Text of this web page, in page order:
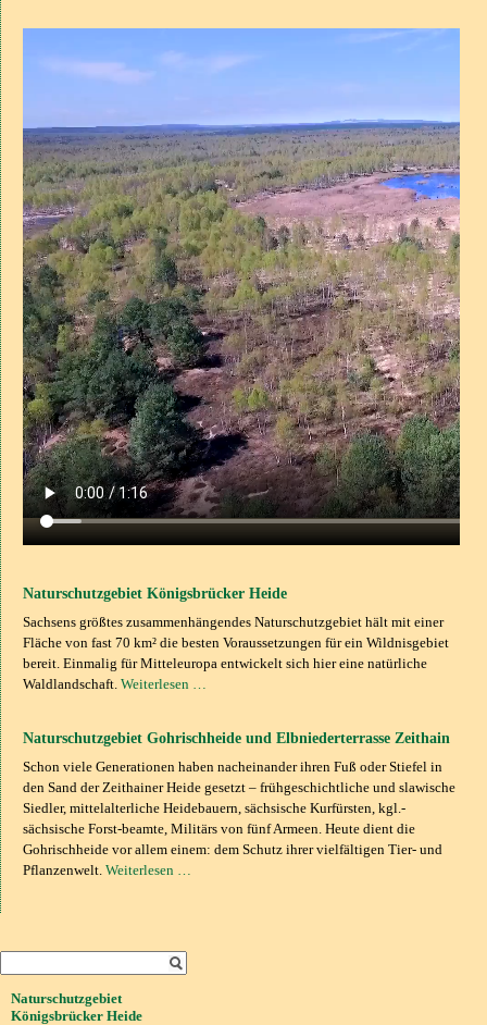
Naturschutzgebiet Königsbrücker Heide
Sachsens größtes zusammenhängendes Naturschutzgebiet hält mit einer
Fläche von fast 70 km² die besten Voraussetzungen für ein Wildnisgebiet
bereit. Einmalig für Mitteleuropa entwickelt sich hier eine natürliche
Waldlandschaft. Weiterlesen …
Naturschutzgebiet Gohrischheide und Elbniederterrasse Zeithain
Schon viele Generationen haben nacheinander ihren Fuß oder Stiefel in
den Sand der Zeithainer Heide gesetzt – frühgeschichtliche und slawische
Siedler, mittelalterliche Heidebauern, sächsische Kurfürsten, kgl.-
sächsische Forst-beamte, Militärs von fünf Armeen. Heute dient die
Gohrischheide vor allem einem: dem Schutz ihrer vielfältigen Tier- und
Pflanzenwelt. Weiterlesen …
Naturschutzgebiet
Königsbrücker Heide